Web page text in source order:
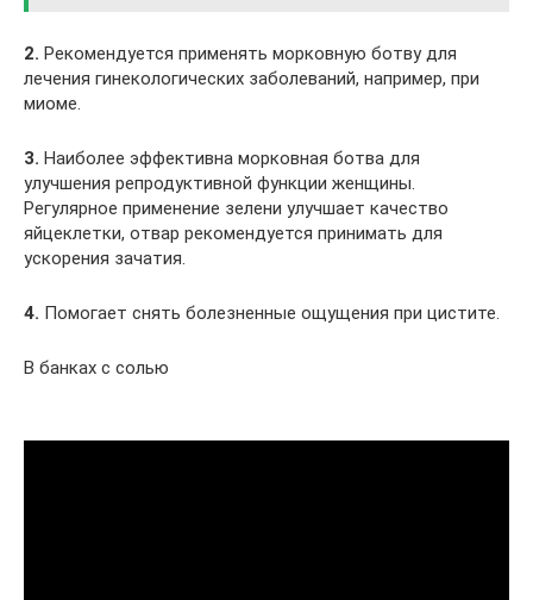
2. Рекомендуется применять морковную ботву для
лечения гинекологических заболеваний, например, при
миоме.
3. Наиболее эффективна морковная ботва для
улучшения репродуктивной функции женщины.
Регулярное применение зелени улучшает качество
яйцеклетки, отвар рекомендуется принимать для
ускорения зачатия.
4. Помогает снять болезненные ощущения при цистите.
В банках с солью